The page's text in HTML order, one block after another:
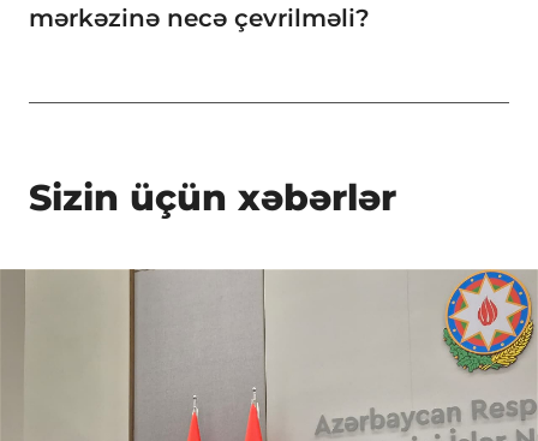
mərkəzinə necə çevrilməli?
Sizin üçün xəbərlər